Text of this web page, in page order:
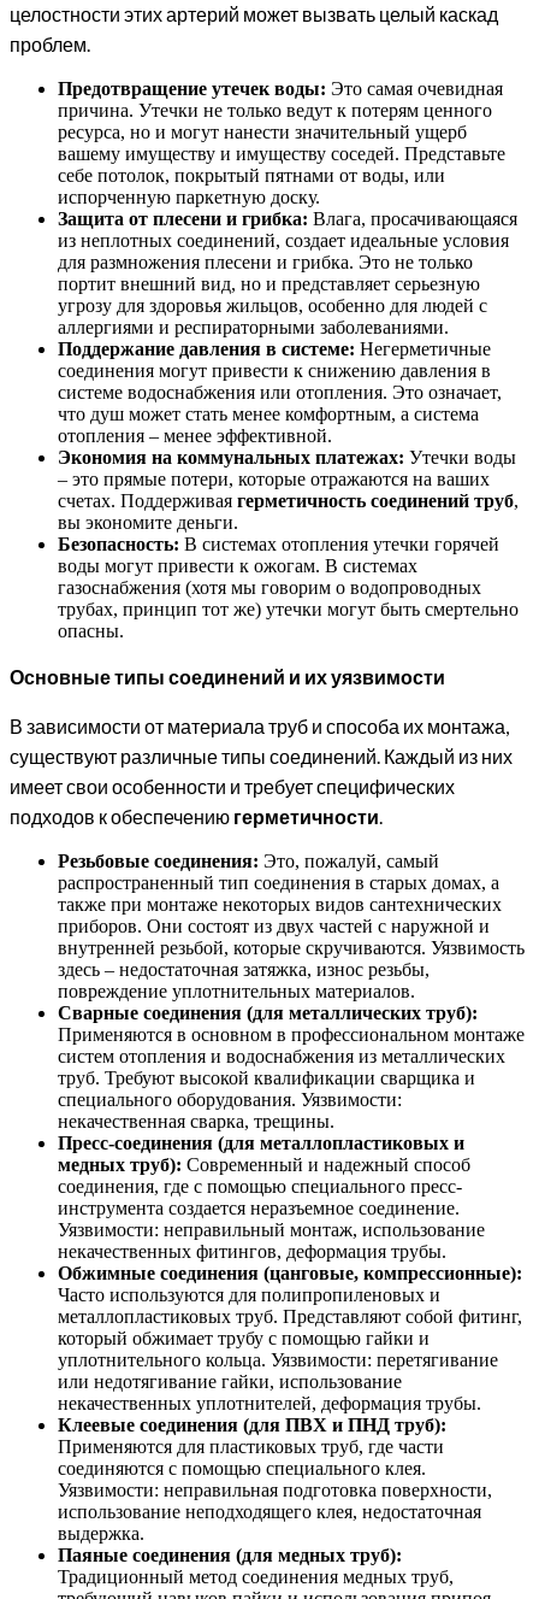
целостности этих артерий может вызвать целый каскад
проблем.
Предотвращение утечек воды: Это самая очевидная
причина. Утечки не только ведут к потерям ценного
ресурса, но и могут нанести значительный ущерб
вашему имуществу и имуществу соседей. Представьте
себе потолок, покрытый пятнами от воды, или
испорченную паркетную доску.
Защита от плесени и грибка: Влага, просачивающаяся
из неплотных соединений, создает идеальные условия
для размножения плесени и грибка. Это не только
портит внешний вид, но и представляет серьезную
угрозу для здоровья жильцов, особенно для людей с
аллергиями и респираторными заболеваниями.
Поддержание давления в системе: Негерметичные
соединения могут привести к снижению давления в
системе водоснабжения или отопления. Это означает,
что душ может стать менее комфортным, а система
отопления – менее эффективной.
Экономия на коммунальных платежах: Утечки воды
– это прямые потери, которые отражаются на ваших
счетах. Поддерживая герметичность соединений труб,
вы экономите деньги.
Безопасность: В системах отопления утечки горячей
воды могут привести к ожогам. В системах
газоснабжения (хотя мы говорим о водопроводных
трубах, принцип тот же) утечки могут быть смертельно
опасны.
Основные типы соединений и их уязвимости
В зависимости от материала труб и способа их монтажа,
существуют различные типы соединений. Каждый из них
имеет свои особенности и требует специфических
подходов к обеспечению герметичности.
Резьбовые соединения: Это, пожалуй, самый
распространенный тип соединения в старых домах, а
также при монтаже некоторых видов сантехнических
приборов. Они состоят из двух частей с наружной и
внутренней резьбой, которые скручиваются. Уязвимость
здесь – недостаточная затяжка, износ резьбы,
повреждение уплотнительных материалов.
Сварные соединения (для металлических труб):
Применяются в основном в профессиональном монтаже
систем отопления и водоснабжения из металлических
труб. Требуют высокой квалификации сварщика и
специального оборудования. Уязвимости:
некачественная сварка, трещины.
Пресс-соединения (для металлопластиковых и
медных труб): Современный и надежный способ
соединения, где с помощью специального пресс-
инструмента создается неразъемное соединение.
Уязвимости: неправильный монтаж, использование
некачественных фитингов, деформация трубы.
Обжимные соединения (цанговые, компрессионные):
Часто используются для полипропиленовых и
металлопластиковых труб. Представляют собой фитинг,
который обжимает трубу с помощью гайки и
уплотнительного кольца. Уязвимости: перетягивание
или недотягивание гайки, использование
некачественных уплотнителей, деформация трубы.
Клеевые соединения (для ПВХ и ПНД труб):
Применяются для пластиковых труб, где части
соединяются с помощью специального клея.
Уязвимости: неправильная подготовка поверхности,
использование неподходящего клея, недостаточная
выдержка.
Паяные соединения (для медных труб):
Традиционный метод соединения медных труб,